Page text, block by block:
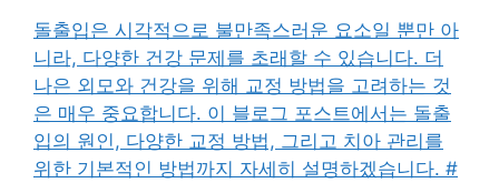
돌출입은 시각적으로 불만족스러운 요소일 뿐만 아
니라, 다양한 건강 문제를 초래할 수 있습니다. 더
나은 외모와 건강을 위해 교정 방법을 고려하는 것
은 매우 중요합니다. 이 블로그 포스트에서는 돌출
입의 원인, 다양한 교정 방법, 그리고 치아 관리를
위한 기본적인 방법까지 자세히 설명하겠습니다. #